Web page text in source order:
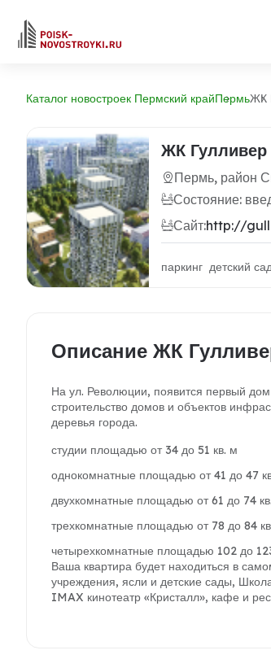
Каталог новостроек Пермский крайПермьЖК
ЖК Гулливер
Пермь, район
Состояние:
Сайт:http://
паркинг детский
Описание ЖК
На ул. Революции, появится первый
строительство домов и объектов
деревья города.
студии площадью от 34 до 51 кв. м
однокомнатные площадью от 41 до 47
двухкомнатные площадью от 61 до 74
трехкомнатные площадью от 78 до 84
четырехкомнатные площадью 102 до
Ваша квартира будет находиться в
учреждения, ясли и детские сады,
IMAX кинотеатр «Кристалл», кафе и